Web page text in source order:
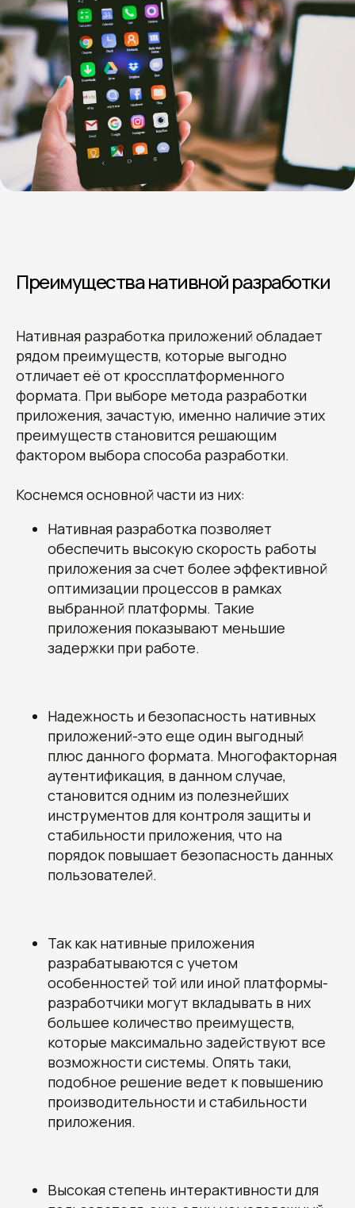
Преимущества нативной разработки
Нативная разработка приложений обладает
рядом преимуществ, которые выгодно
отличает её от кроссплатформенного
формата. При выборе метода разработки
приложения, зачастую, именно наличие этих
преимуществ становится решающим
фактором выбора способа разработки.
Коснемся основной части из них:
Нативная разработка позволяет
обеспечить высокую скорость работы
приложения за счет более эффективной
оптимизации процессов в рамках
выбранной платформы. Такие
приложения показывают меньшие
задержки при работе.
Надежность и безопасность нативных
приложений-это еще один выгодный
плюс данного формата. Многофакторная
аутентификация, в данном случае,
становится одним из полезнейших
инструментов для контроля защиты и
стабильности приложения, что на
порядок повышает безопасность данных
пользователей.
Так как нативные приложения
разрабатываются с учетом
особенностей той или иной платформы-
разработчики могут вкладывать в них
большее количество преимуществ,
которые максимально задействуют все
возможности системы. Опять таки,
подобное решение ведет к повышению
производительности и стабильности
приложения.
Высокая степень интерактивности для